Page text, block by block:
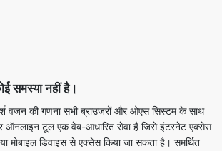
समस्या नहीं है।
वजन की गणना सभी ब्राउज़रों और ओएस सिस्टम के साथ
ऑनलाइन टूल एक वेब-आधारित सेवा है जिसे इंटरनेट एक्सेस
मोबाइल डिवाइस से एक्सेस किया जा सकता है। समर्थित